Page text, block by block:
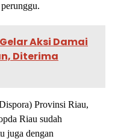
Aksi Damai
Diterima
Provinsi Riau,
Riau sudah
juga dengan